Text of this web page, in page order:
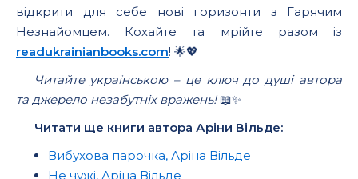
відкрити для себе нові горизонти з Гарячим
Незнайомцем. Кохайте та мрійте разом із
readukrainianbooks.com! 🌟💖
Читайте українською – це ключ до душі автора
та джерело незабутніх вражень!📖✨
Читати ще книги автора Аріни Вільде:
Вибухова парочка, Аріна Вільде
Не чужі, Аріна Вільде